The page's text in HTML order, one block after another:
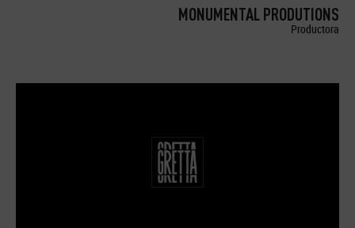
MONUMENTAL PRODUTIONS
Productora